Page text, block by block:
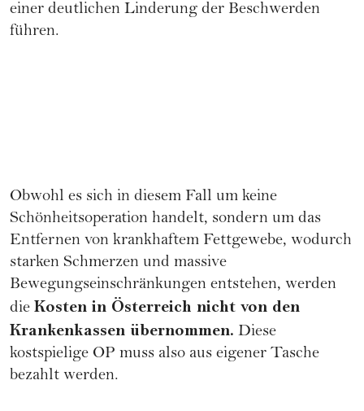
einer deutlichen Linderung der Beschwerden
führen.
Obwohl es sich in diesem Fall um keine
Schönheitsoperation handelt, sondern um das
Entfernen von krankhaftem Fettgewebe, wodurch
starken Schmerzen und massive
Bewegungseinschränkungen entstehen, werden
die Kosten in Österreich nicht von den
Krankenkassen übernommen. Diese
kostspielige OP muss also aus eigener Tasche
bezahlt werden.